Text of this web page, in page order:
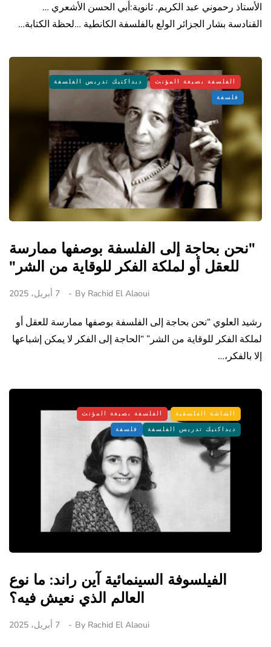
الأستاذ رحموني عبد الكريم. ثانوية:أبي الحسن الأشعري …
القنادسة بشار الجزائر الولع بالفلسفة الكانطية …لحظة الكتابة…
الفلسفة بصيغة المؤنث
ديداكتيك تدريس الفلسفة
فلسفة
"نحن بحاجة إلى الفلسفة بوصفها ممارسة
للعقل أو لملكة الفكر للوقاية من الشر"
By Rachid El Alaoui 7 أبريل، 2025
رشيد العلوي “نحن بحاجة إلى الفلسفة بوصفها ممارسة للعقل أو
لملكة الفكر للوقاية من الشر” “الحاجة إلى الفكر لا يمكن إشباعها
إلا بالفكر،…
الشاشة الفلسفية
الفلسفة بصيغة المؤنث
ديداكتيك تدريس الفلسفة
فلسفة
الفيلسوفة السينمائية آين راند: ما نوع
العالم الذي نعيش فيه؟
By Rachid El Alaoui 7 أبريل، 2025